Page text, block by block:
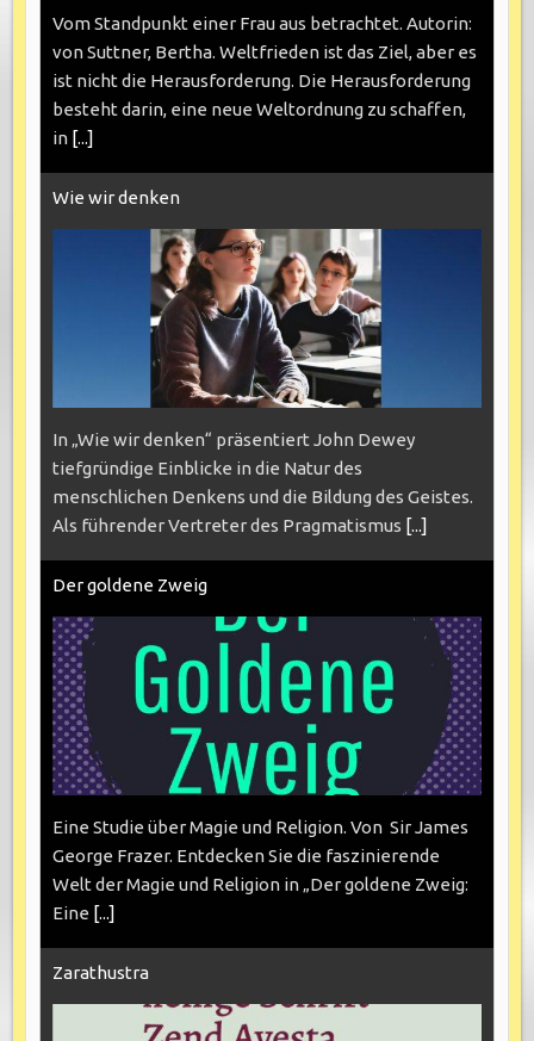
Vom Standpunkt einer Frau aus betrachtet. Autorin:
von Suttner, Bertha. Weltfrieden ist das Ziel, aber es
ist nicht die Herausforderung. Die Herausforderung
besteht darin, eine neue Weltordnung zu schaffen,
in [...]
Wie wir denken
In „Wie wir denken“ präsentiert John Dewey
tiefgründige Einblicke in die Natur des
menschlichen Denkens und die Bildung des Geistes.
Als führender Vertreter des Pragmatismus [...]
Der goldene Zweig
Eine Studie über Magie und Religion. Von Sir James
George Frazer. Entdecken Sie die faszinierende
Welt der Magie und Religion in „Der goldene Zweig:
Eine [...]
Zarathustra